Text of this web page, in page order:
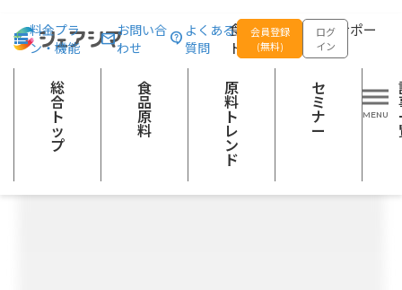
食品の企画開発をサポー
トする
料金プラ
ン・機能
お問い合
わせ
よくある
質問
会員登録
(無料)
ログ
イン
総
合
ト
ッ
プ
食
品
原
料
原
料
ト
レ
ン
ド
セ
ミ
ナ
ー
総合トップ 食品原料 【タルタルソース】デリシャスソース
調味料及びスープ その他の加工食品